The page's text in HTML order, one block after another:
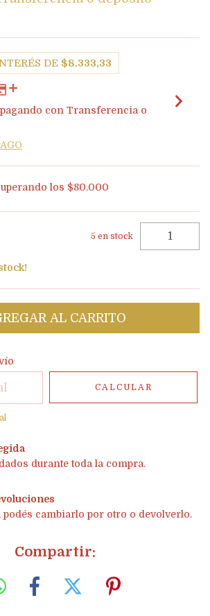
DE $8.333,33
pagando con Transferencia o
los $80.000
5 en stock
CALCULAR
durante toda la compra.
podés cambiarlo por otro o devolverlo.
Compartir: